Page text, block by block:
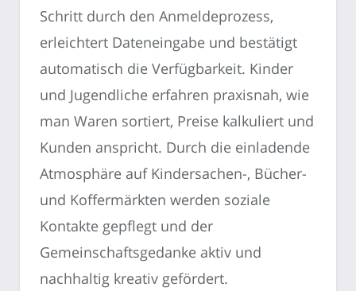
Schritt durch den Anmeldeprozess,
erleichtert Dateneingabe und bestätigt
automatisch die Verfügbarkeit. Kinder
und Jugendliche erfahren praxisnah, wie
man Waren sortiert, Preise kalkuliert und
Kunden anspricht. Durch die einladende
Atmosphäre auf Kindersachen-, Bücher-
und Koffermärkten werden soziale
Kontakte gepflegt und der
Gemeinschaftsgedanke aktiv und
nachhaltig kreativ gefördert.